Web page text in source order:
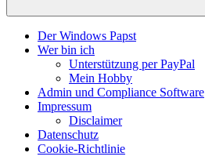
Der Windows Papst
Wer bin ich
Unterstützung per PayPal
Mein Hobby
Admin und Compliance Software
Impressum
Disclaimer
Datenschutz
Cookie-Richtlinie